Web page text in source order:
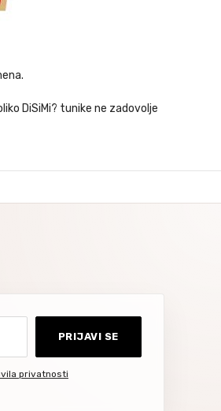
DiSiMi? tunike ne zadovolje
PRIJAVI SE
privatnosti